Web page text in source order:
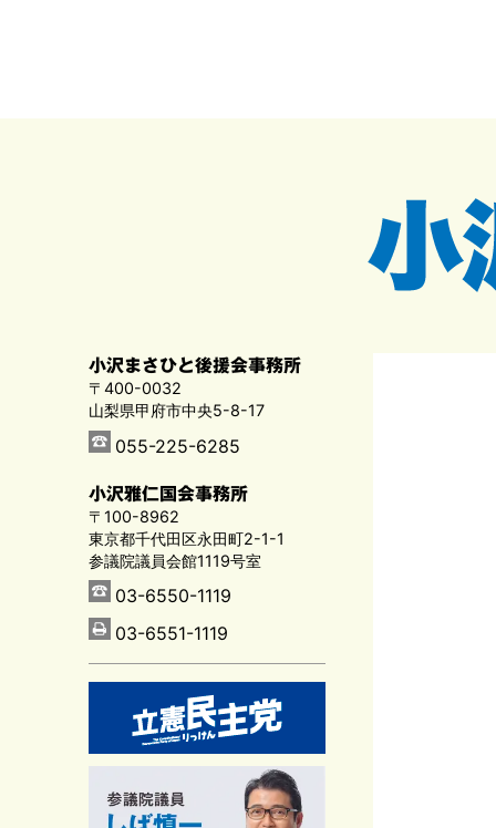
小沢まさひと後援会事務所
〒400-0032
山梨県甲府市中央5-8-17
055-225-6285
小沢雅仁国会事務所
〒100-8962
東京都千代田区永田町2-1-1
参議院議員会館1119号室
03-6550-1119
03-6551-1119